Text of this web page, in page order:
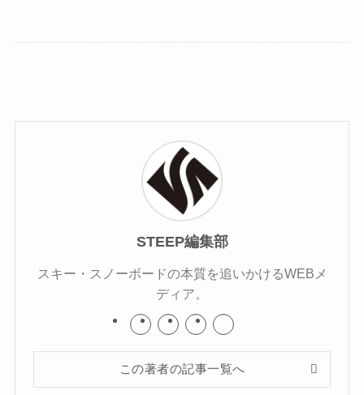
STEEP編集部
スキー・スノーボードの本質を追いかけるWEBメ
ディア。
この著者の記事一覧へ